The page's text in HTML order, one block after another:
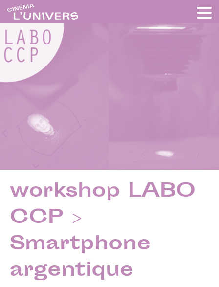
workshop LABO
CCP >
Smartphone
argentique